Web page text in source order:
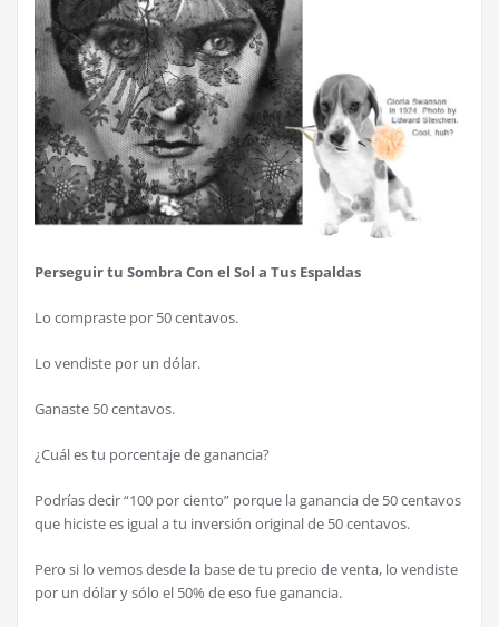
Perseguir tu Sombra Con el Sol a Tus Espaldas
Lo compraste por 50 centavos.
Lo vendiste por un dólar.
Ganaste 50 centavos.
¿Cuál es tu porcentaje de ganancia?
Podrías decir “100 por ciento” porque la ganancia de 50 centavos
que hiciste es igual a tu inversión original de 50 centavos.
Pero si lo vemos desde la base de tu precio de venta, lo vendiste
por un dólar y sólo el 50% de eso fue ganancia.